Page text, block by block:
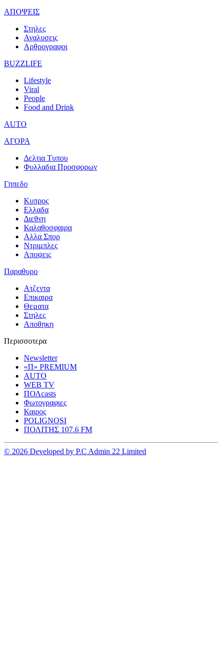
ΑΠΟΨΕΙΣ
Στηλες
Αναλυσεις
Αρθρογραφοι
BUZZLIFE
Lifestyle
Viral
People
Food and Drink
AUTO
ΑΓΟΡΑ
Δελτια Τυπου
Φυλλαδια Προσφορων
Γηπεδο
Κυπρος
Ελλαδα
Διεθνη
Καλαθοσφαιρα
Αλλα Σπορ
Ντριμπλες
Αποψεις
Παραθυρο
Ατζεντα
Επικαιρα
Θεματα
Στηλες
Αποθηκη
Περισσοτερα
Newsletter
«Π» PREMIUM
AUTO
WEB TV
ΠΟΛcasts
Φωτογραφιες
Καιρος
POLIGNOSI
ΠΟΛΙΤΗΣ 107.6 FM
© 2026 Developed by P.C Admin 22 Limited